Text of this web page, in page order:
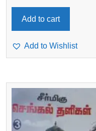
Add to cart
Add to Wishlist